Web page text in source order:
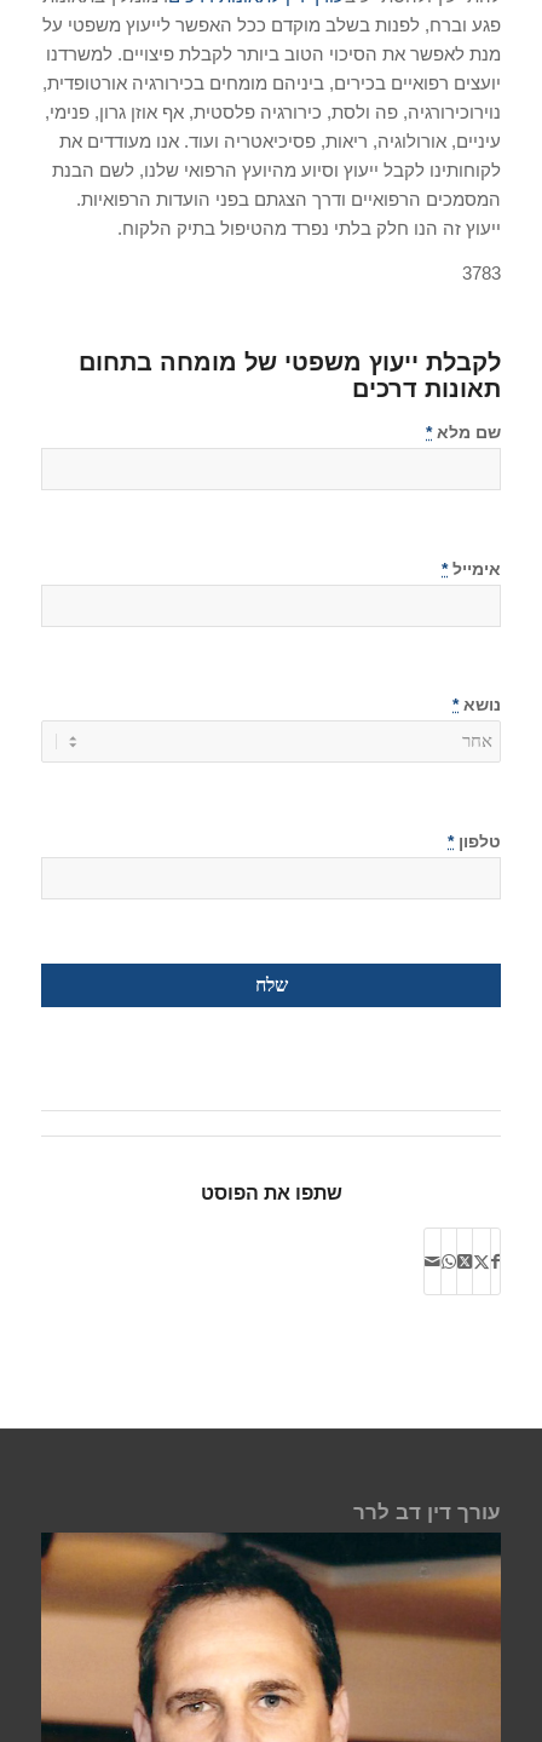
פגע וברח, לפנות בשלב מוקדם ככל האפשר לייעוץ משפטי על
מנת לאפשר את הסיכוי הטוב ביותר לקבלת פיצויים. למשרדנו
יועצים רפואיים בכירים, ביניהם מומחים בכירורגיה אורטופדית,
נוירוכירורגיה, פה ולסת, כירורגיה פלסטית, אף אוזן גרון, פנימי,
עיניים, אורולוגיה, ריאות, פסיכיאטריה ועוד. אנו מעודדים את
לקוחותינו לקבל ייעוץ וסיוע מהיועץ הרפואי שלנו, לשם הבנת
המסמכים הרפואיים ודרך הצגתם בפני הועדות הרפואיות.
ייעוץ זה הנו חלק בלתי נפרד מהטיפול בתיק הלקוח.
3783
לקבלת ייעוץ משפטי של מומחה בתחום
תאונות דרכים
שם מלא*
אימייל*
נושא*
טלפון*
שתפו את הפוסט
עורך דין דב לרר